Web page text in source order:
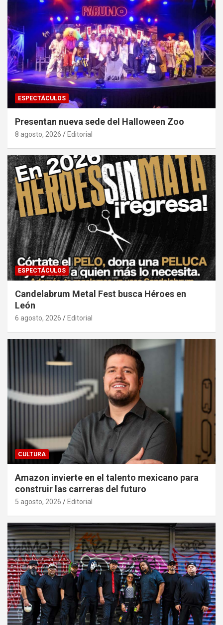
ESPECTÁCULOS
Presentan nueva sede del Halloween Zoo
8 agosto, 2026 Editorial
ESPECTÁCULOS
Candelabrum Metal Fest busca Héroes en
León
6 agosto, 2026 Editorial
CULTURA
Amazon invierte en el talento mexicano para
construir las carreras del futuro
5 agosto, 2026 Editorial